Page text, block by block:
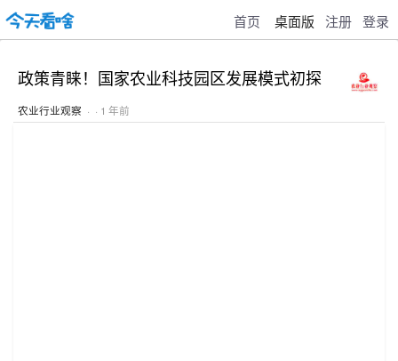
首页 桌面版 注册 登录
政策青睐！国家农业科技园区发展模式初探
农业行业观察 · · 1 年前